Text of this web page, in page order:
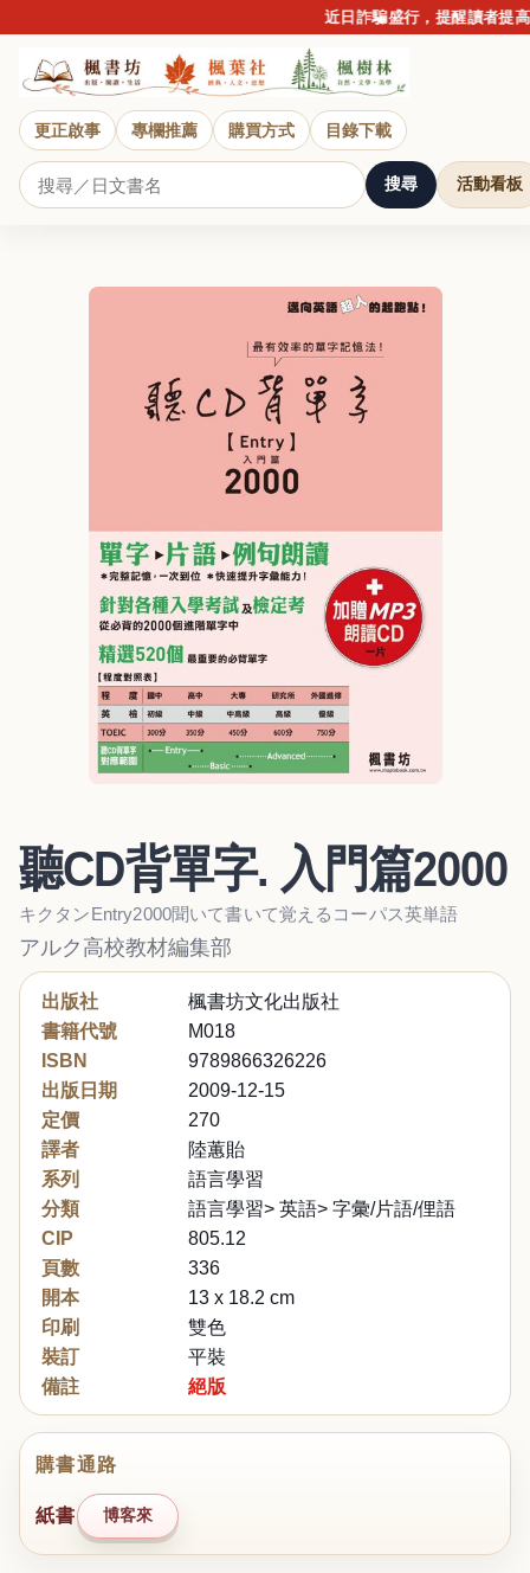
近日詐騙盛行，提醒讀者提高
更正啟事 專欄推薦 購買方式 目錄下載
搜尋 活動看板
聽CD背單字. 入門篇2000
キクタンEntry2000聞いて書いて覚えるコーパス英単語
アルク高校教材編集部
出版社
楓書坊文化出版社
書籍代號
M018
ISBN
9789866326226
出版日期
2009-12-15
定價
270
譯者
陸蕙貽
系列
語言學習
分類
語言學習> 英語> 字彙/片語/俚語
CIP
805.12
頁數
336
開本
13 x 18.2 cm
印刷
雙色
裝訂
平裝
備註
絕版
購書通路
紙書 博客來